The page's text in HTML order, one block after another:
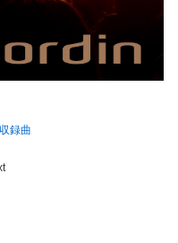
録曲